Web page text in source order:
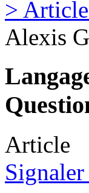
>
Alexis
Article